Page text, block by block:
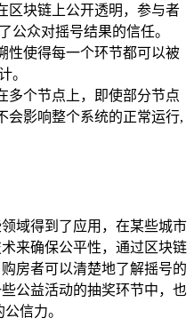
区块链上公开透明，参与者
公众对摇号结果的信任。
性使得每一个环节都可以被
。
多个节点上，即使部分节点
会影响整个系统的正常运行,
域得到了应用，在某些城市
来确保公平性，通过区块链
房者可以清楚地了解摇号的
公益活动的抽奖环节中，也
信力。